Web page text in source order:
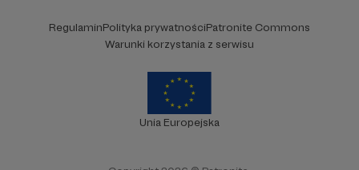
RegulaminPolityka prywatnościPatronite Commons
Warunki korzystania z serwisu
Unia Europejska